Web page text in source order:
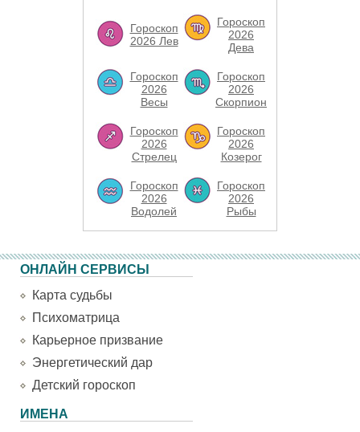
Гороскоп
2026 Лев
Гороскоп
2026
Дева
Гороскоп
2026
Весы
Гороскоп
2026
Скорпион
Гороскоп
2026
Стрелец
Гороскоп
2026
Козерог
Гороскоп
2026
Водолей
Гороскоп
2026
Рыбы
ОНЛАЙН СЕРВИСЫ
Карта судьбы
Психоматрица
Карьерное призвание
Энергетический дар
Детский гороскоп
ИМЕНА